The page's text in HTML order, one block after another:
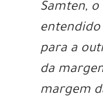
Samten,
entendido
para a
da
margem